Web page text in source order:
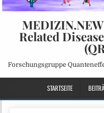
Related
Forschungsgruppe
STARTSEITE